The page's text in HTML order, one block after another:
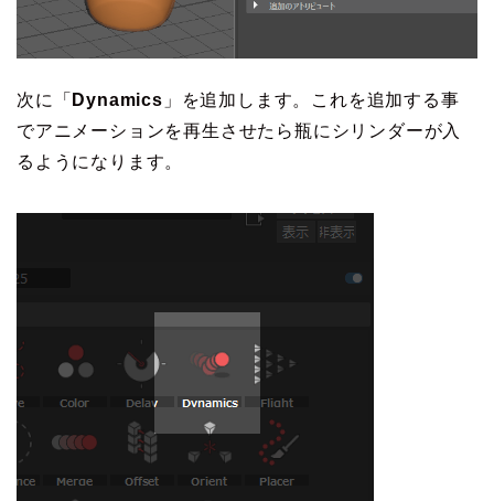
次に「 Dynamics 」を追加します。これを追加する事
でアニメーションを再生させたら瓶にシリンダーが入
るようになります。